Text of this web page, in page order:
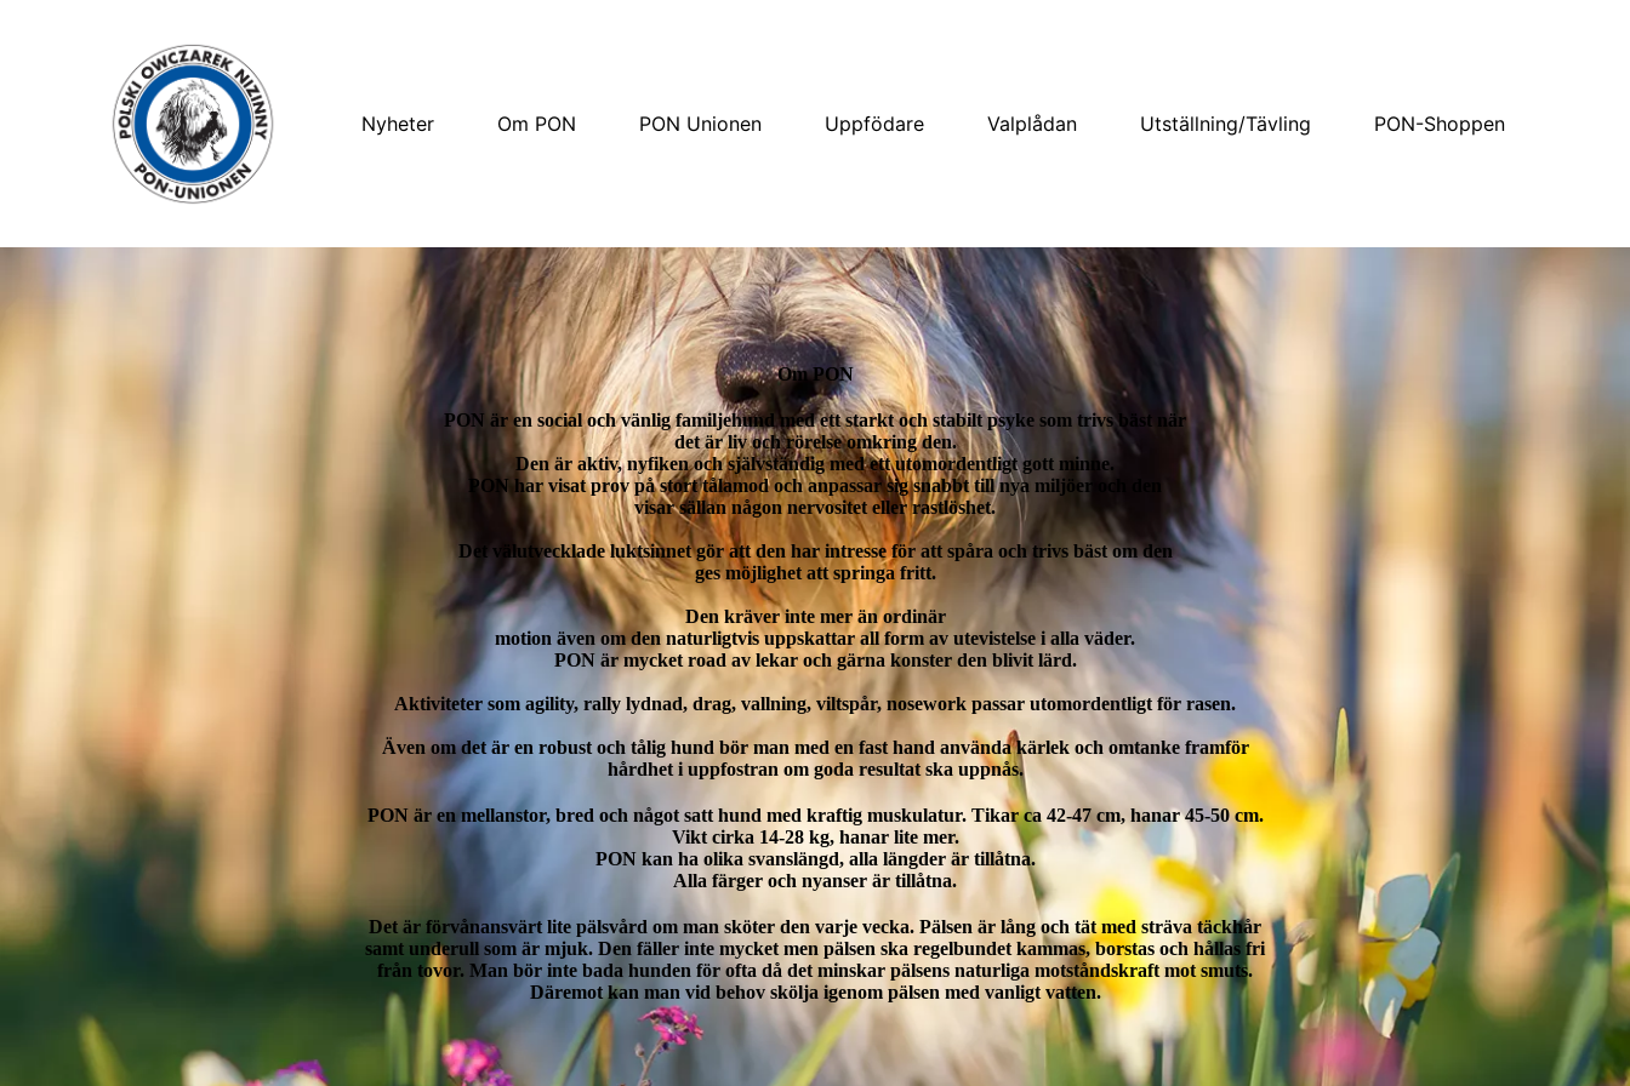
Nyheter Om PON PON Unionen Uppfödare Valplådan Utställning/Tävling PON-Shoppen
Om PON
PON är en social och vänlig familjehund med ett starkt och stabilt psyke som trivs bäst när
det är liv och rörelse omkring den.
Den är aktiv, nyfiken och självständig med ett utomordentligt gott minne.
PON har visat prov på stort tålamod och anpassar sig snabbt till nya miljöer och den
visar sällan någon nervositet eller rastlöshet.
Det välutvecklade luktsinnet gör att den har intresse för att spåra och trivs bäst om den
ges möjlighet att springa fritt.
Den kräver inte mer än ordinär
motion även om den naturligtvis uppskattar all form av utevistelse i alla väder.
PON är mycket road av lekar och gärna konster den blivit lärd.
Aktiviteter som agility, rally lydnad, drag, vallning, viltspår, nosework passar utomordentligt för rasen.
Även om det är en robust och tålig hund bör man med en fast hand använda kärlek och omtanke framför
hårdhet i uppfostran om goda resultat ska uppnås.
PON är en mellanstor, bred och något satt hund med kraftig muskulatur. Tikar ca 42-47 cm, hanar 45-50 cm.
Vikt cirka 14-28 kg, hanar lite mer.
PON kan ha olika svanslängd, alla längder är tillåtna.
Alla färger och nyanser är tillåtna.
Det är förvånansvärt lite pälsvård om man sköter den varje vecka. Pälsen är lång och tät med sträva täckhår
samt underull som är mjuk. Den fäller inte mycket men pälsen ska regelbundet kammas, borstas och hållas fri
från tovor. Man bör inte bada hunden för ofta då det minskar pälsens naturliga motståndskraft mot smuts.
Däremot kan man vid behov skölja igenom pälsen med vanligt vatten.